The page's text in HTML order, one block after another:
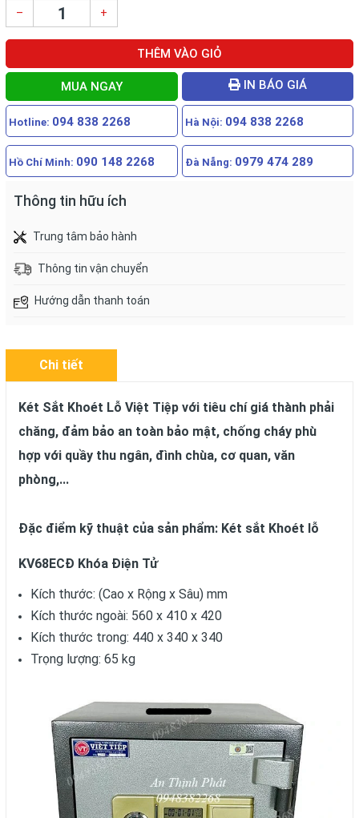
– +
THÊM VÀO GIỎ
MUA NGAY IN BÁO GIÁ
Hotline: 094 838 2268 Hà Nội: 094 838 2268
Hồ Chí Minh: 090 148 2268 Đà Nẵng: 0979 474 289
Thông tin hữu ích
Trung tâm bảo hành
Thông tin vận chuyển
Hướng dẫn thanh toán
Chi tiết
Két Sắt Khoét Lỗ Việt Tiệp với tiêu chí giá thành phải
chăng, đảm bảo an toàn bảo mật, chống cháy phù
hợp với quầy thu ngân, đình chùa, cơ quan, văn
phòng,...
Đặc điểm kỹ thuật của sản phẩm: Két sắt Khoét lỗ
KV68ECĐ Khóa Điện Tử
Kích thước: (Cao x Rộng x Sâu) mm
Kích thước ngoài: 560 x 410 x 420
Kích thước trong: 440 x 340 x 340
Trọng lượng: 65 kg